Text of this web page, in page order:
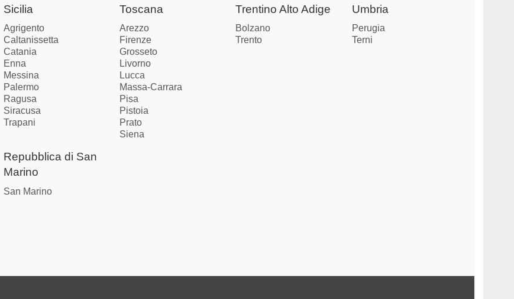
Sicilia
Agrigento
Caltanissetta
Catania
Enna
Messina
Palermo
Ragusa
Siracusa
Trapani
Toscana
Arezzo
Firenze
Grosseto
Livorno
Lucca
Massa-Carrara
Pisa
Pistoia
Prato
Siena
Trentino Alto Adige
Bolzano
Trento
Umbria
Perugia
Terni
Repubblica di San
Marino
San Marino